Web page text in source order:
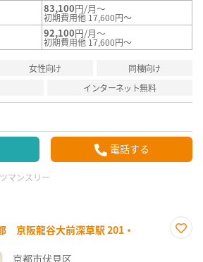
83,100円/月～
初期費用他 17,600円～
92,100円/月～
初期費用他 17,600円～
女性向け
同棲向け
インターネット無料
電話する
マンスリー
京阪龍谷大前深草駅 201・
京都市伏見区